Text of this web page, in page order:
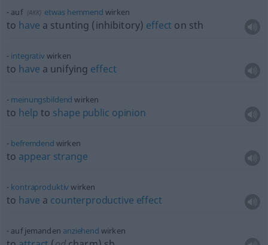
auf (AKK) etwas hemmend wirken
to have a stunting (inhibitory) effect on sth
integrativ wirken
to have a unifying effect
meinungsbildend wirken
to help to shape public opinion
befremdend wirken
to appear strange
kontraproduktiv wirken
to have a counterproductive effect
auf jemanden anziehend wirken